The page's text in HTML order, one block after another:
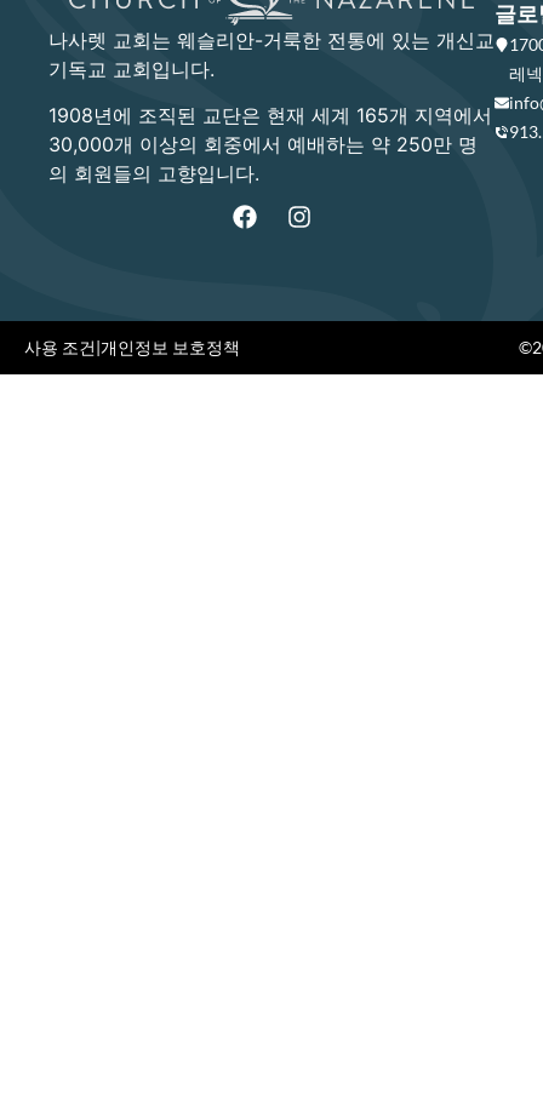
나사렛 교회는 웨슬리안-거룩한 전통에 있는 개신교
기독교 교회입니다.
1908년에 조직된 교단은 현재 세계 165개 지역에서
30,000개 이상의 회중에서 예배하는 약 250만 명
의 회원들의 고향입니다.
글로
레
사용 조건|개인정보 보호정책